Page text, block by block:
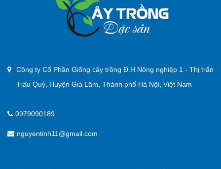
Công ty Cổ Phần Giống cây trồng Đ.H Nông nghiệp 1 - Thị trấn
Trâu Quỳ, Huyện Gia Lâm, Thành phố Hà Nội, Việt Nam
0979090189
nguyentinh11@gmail.com